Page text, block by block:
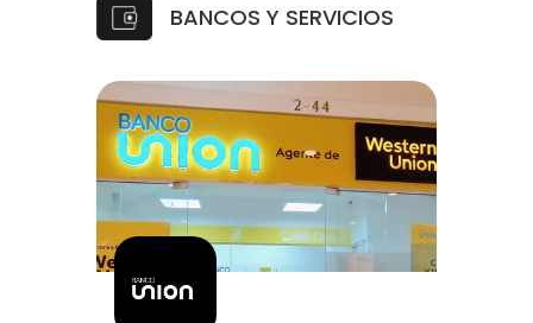
BANCOS Y SERVICIOS